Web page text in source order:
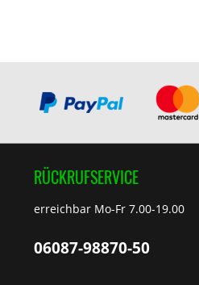
RÜCKRUFSERVICE
erreichbar Mo-Fr 7.00-19.00
06087-98870-50